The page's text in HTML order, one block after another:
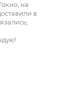
на
в